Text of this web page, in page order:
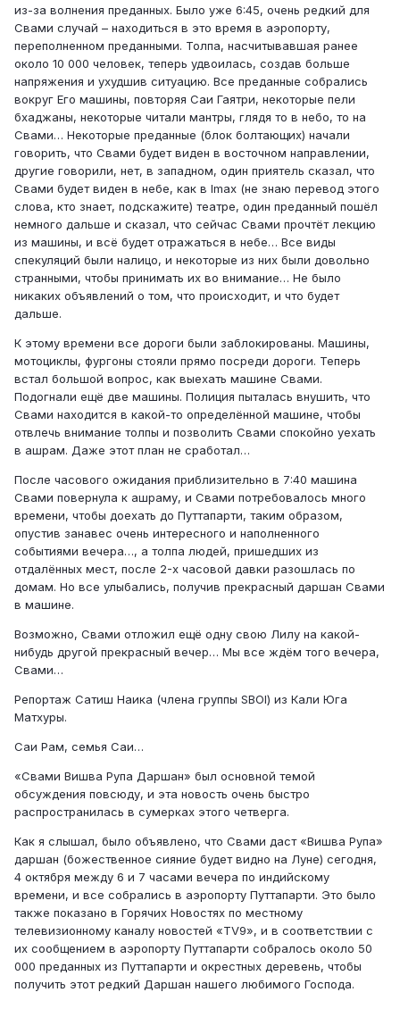
из-за волнения преданных. Было уже 6:45, очень редкий для
Свами случай – находиться в это время в аэропорту,
переполненном преданными. Толпа, насчитывавшая ранее
около 10 000 человек, теперь удвоилась, создав больше
напряжения и ухудшив ситуацию. Все преданные собрались
вокруг Его машины, повторяя Саи Гаятри, некоторые пели
бхаджаны, некоторые читали мантры, глядя то в небо, то на
Свами… Некоторые преданные (блок болтающих) начали
говорить, что Свами будет виден в восточном направлении,
другие говорили, нет, в западном, один приятель сказал, что
Свами будет виден в небе, как в Imax (не знаю перевод этого
слова, кто знает, подскажите) театре, один преданный пошёл
немного дальше и сказал, что сейчас Свами прочтёт лекцию
из машины, и всё будет отражаться в небе… Все виды
спекуляций были налицо, и некоторые из них были довольно
странными, чтобы принимать их во внимание… Не было
никаких объявлений о том, что происходит, и что будет
дальше.
К этому времени все дороги были заблокированы. Машины,
мотоциклы, фургоны стояли прямо посреди дороги. Теперь
встал большой вопрос, как выехать машине Свами.
Подогнали ещё две машины. Полиция пыталась внушить, что
Свами находится в какой-то определённой машине, чтобы
отвлечь внимание толпы и позволить Свами спокойно уехать
в ашрам. Даже этот план не сработал…
После часового ожидания приблизительно в 7:40 машина
Свами повернула к ашраму, и Свами потребовалось много
времени, чтобы доехать до Путтапарти, таким образом,
опустив занавес очень интересного и наполненного
событиями вечера…, а толпа людей, пришедших из
отдалённых мест, после 2-х часовой давки разошлась по
домам. Но все улыбались, получив прекрасный даршан Свами
в машине.
Возможно, Свами отложил ещё одну свою Лилу на какой-
нибудь другой прекрасный вечер… Мы все ждём того вечера,
Свами…
Репортаж Сатиш Наика (члена группы SBOI) из Кали Юга
Матхуры.
Саи Рам, семья Саи…
«Свами Вишва Рупа Даршан» был основной темой
обсуждения повсюду, и эта новость очень быстро
распространилась в сумерках этого четверга.
Как я слышал, было объявлено, что Свами даст «Вишва Рупа»
даршан (божественное сияние будет видно на Луне) сегодня,
4 октября между 6 и 7 часами вечера по индийскому
времени, и все собрались в аэропорту Путтапарти. Это было
также показано в Горячих Новостях по местному
телевизионному каналу новостей «TV9», и в соответствии с
их сообщением в аэропорту Путтапарти собралось около 50
000 преданных из Путтапарти и окрестных деревень, чтобы
получить этот редкий Даршан нашего любимого Господа.